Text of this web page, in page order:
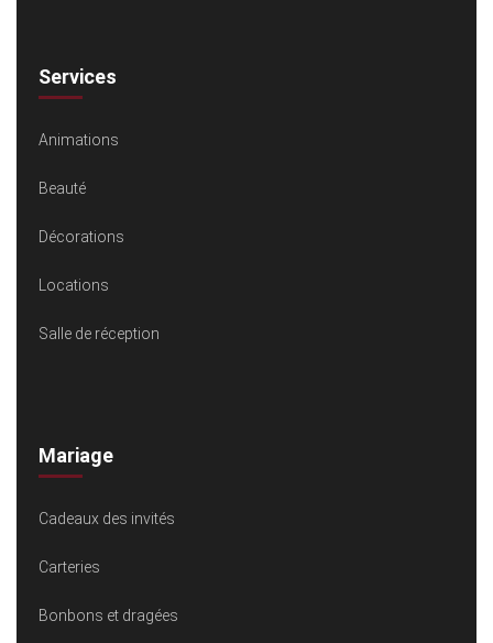
Mariage
Cadeaux des invités
Carteries
Bonbons et dragées
Services
Animations
Beauté
Décorations
Locations
Salle de réception